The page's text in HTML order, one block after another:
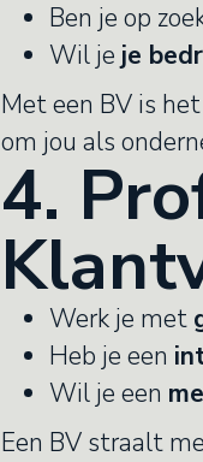
Ben je op
Wil je je
Met een BV is
om jou als
4.
Werk je met
Heb je een
Wil je een
Een BV straalt